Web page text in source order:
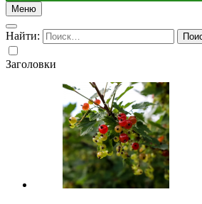
Меню
Найти:
Заголовки